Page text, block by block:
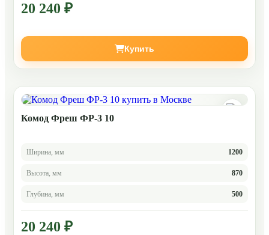
20 240 ₽
Купить
Комод Фреш ФР-3 10
Ширина, мм 1200
Высота, мм 870
Глубина, мм 500
20 240 ₽